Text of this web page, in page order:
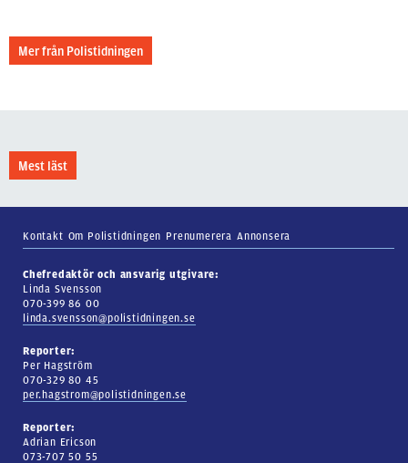
Mer från Polistidningen
Mest läst
Kontakt Om Polistidningen Prenumerera Annonsera
Chefredaktör och ansvarig utgivare:
Linda Svensson
070-399 86 00
linda.svensson@polistidningen.se
Reporter:
Per Hagström
070-329 80 45
per.hagstrom@polistidningen.se
Reporter:
Adrian Ericson
073-707 50 55